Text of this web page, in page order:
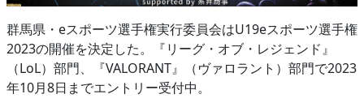
群馬県・eスポーツ選手権実行委員会はU19eスポーツ選手権
2023の開催を決定した。『リーグ・オブ・レジェンド』
（LoL）部門、『VALORANT』（ヴァロラント）部門で2023
年10月8日までエントリー受付中。